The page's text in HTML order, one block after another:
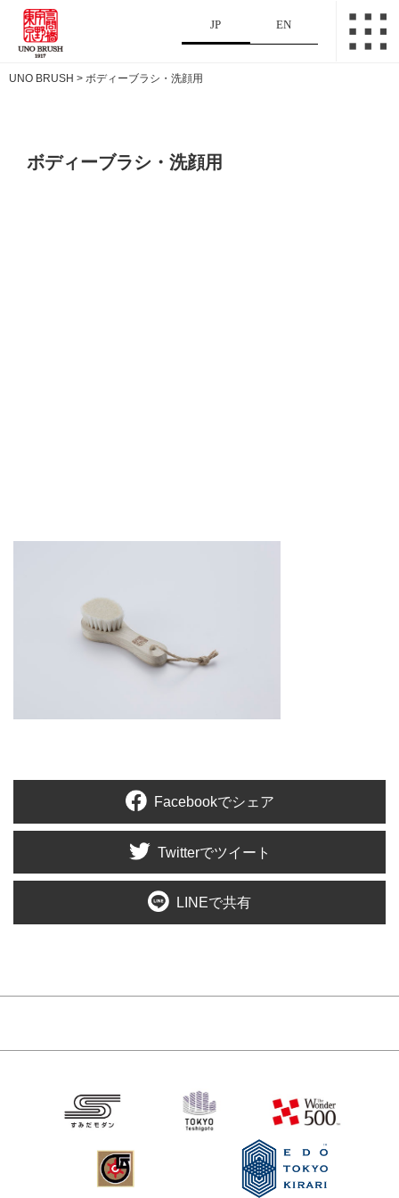
JP EN
UNO BRUSH > ボディーブラシ・洗顔用
ボディーブラシ・洗顔用
Facebookでシェア
Twitterでツイート
LINEで共有